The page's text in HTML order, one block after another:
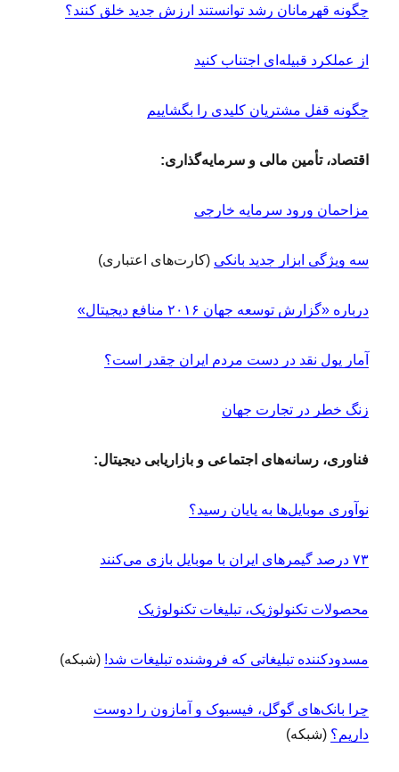
چگونه قهرمانان رشد توانستند ارزش جدید خلق کنند؟
از عملکرد قبیله‌ای اجتناب کنید
چگونه قفل مشتریان کلیدی را بگشاییم
اقتصاد، تأمین مالی و سرمایه‌گذاری:
مزاحمان ورود سرمایه خارجی
سه ویژگی ابزار جدید بانکی (کارت‌های اعتباری)
درباره «گزارش توسعه جهان ۲۰۱۶ منافع دیجیتال»
آمار پول نقد در دست مردم ایران چقدر است؟
زنگ خطر در تجارت جهان
فناوری، رسانه‌های اجتماعی و بازاریابی دیجیتال:
نوآوری موبایل‌ها به پایان رسید؟
۷۳ درصد گیمرهای ایران با موبایل بازی می‌کنند
محصولات تکنولوژیک، تبلیغات تکنولوژیک
مسدودکننده تبلیغاتی که فروشنده تبلیغات شد! (شبکه)
چرا بانک‌های گوگل، فیسبوک و آمازون را دوست
داریم؟ (شبکه)